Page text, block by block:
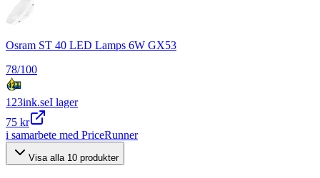
Osram ST 40 LED Lamps 6W GX53
78/100
123ink.seI lager
75 kr
i samarbete med PriceRunner
Visa alla 10 produkter